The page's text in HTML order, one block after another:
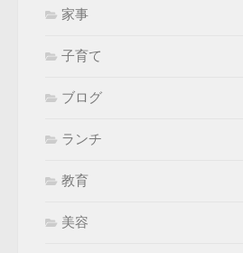
家事
子育て
ブログ
ランチ
教育
美容